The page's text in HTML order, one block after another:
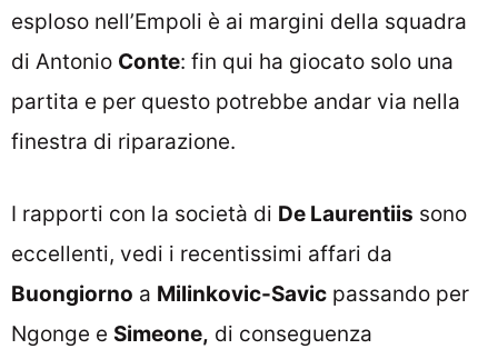
esploso nell’Empoli è ai margini della squadra
di Antonio Conte: fin qui ha giocato solo una
partita e per questo potrebbe andar via nella
finestra di riparazione.
I rapporti con la società di De Laurentiis sono
eccellenti, vedi i recentissimi affari da
Buongiorno a Milinkovic-Savic passando per
Ngonge e Simeone, di conseguenza